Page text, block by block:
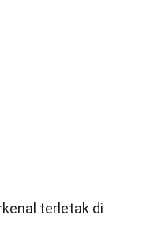
terletak di